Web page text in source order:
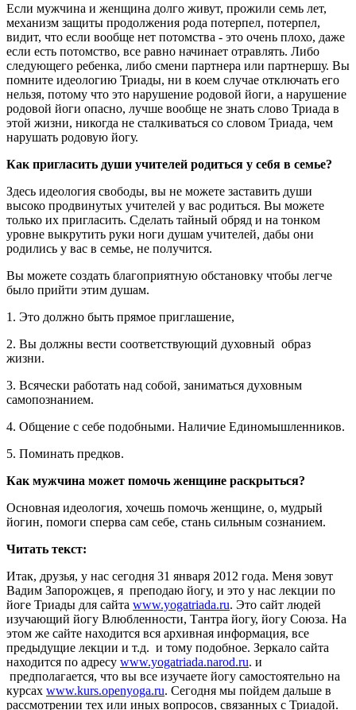
Если мужчина и женщина долго живут, прожили семь лет,
механизм защиты продолжения рода потерпел, потерпел,
видит, что если вообще нет потомства - это очень плохо, даже
если есть потомство, все равно начинает отравлять. Либо
следующего ребенка, либо смени партнера или партнершу. Вы
помните идеологию Триады, ни в коем случае отключать его
нельзя, потому что это нарушение родовой йоги, а нарушение
родовой йоги опасно, лучше вообще не знать слово Триада в
этой жизни, никогда не сталкиваться со словом Триада, чем
нарушать родовую йогу.
Как пригласить души учителей родиться у себя в семье?
Здесь идеология свободы, вы не можете заставить души
высоко продвинутых учителей у вас родиться. Вы можете
только их пригласить. Сделать тайный обряд и на тонком
уровне выкрутить руки ноги душам учителей, дабы они
родились у вас в семье, не получится.
Вы можете создать благоприятную обстановку чтобы легче
было прийти этим душам.
1. Это должно быть прямое приглашение,
2. Вы должны вести соответствующий духовный образ
жизни.
3. Всячески работать над собой, заниматься духовным
самопознанием.
4. Общение с себе подобными. Наличие Единомышленников.
5. Поминать предков.
Как мужчина может помочь женщине раскрыться?
Основная идеология, хочешь помочь женщине, о, мудрый
йогин, помоги сперва сам себе, стань сильным сознанием.
Читать текст:
Итак, друзья, у нас сегодня 31 января 2012 года. Меня зовут
Вадим Запорожцев, я преподаю йогу, и это у нас лекции по
йоге Триады для сайта www.yogatriada.ru. Это сайт людей
изучающий йогу Влюбленности, Тантра йогу, йогу Союза. На
этом же сайте находится вся архивная информация, все
предыдущие лекции и т.д. и тому подобное. Зеркало сайта
находится по адресу www.yogatriada.narod.ru. и
предполагается, что вы все изучаете йогу самостоятельно на
курсах www.kurs.openyoga.ru. Сегодня мы пойдем дальше в
рассмотрении тех или иных вопросов, связанных с Триадой.